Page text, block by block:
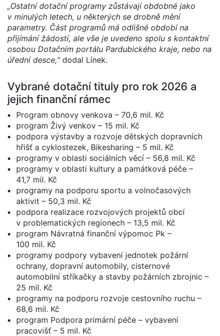
„Ostatní dotační programy zůstávají obdobné jako
v minulých letech, u některých se drobně mění
parametry. Část programů má odlišné období na
přijímání žádostí, ale vše je uvedeno spolu s kontaktní
osobou Dotačním portálu Pardubického kraje, nebo na
úřední desce,“dodal Línek.
Vybrané dotační tituly pro rok 2026 a
jejich finanční rámec
Program obnovy venkova – 70,6 mil. Kč
program Živý venkov – 15 mil. Kč
podpora výstavby a rozvoje dětských dopravních
hřišť a cyklostezek, Bikesharing – 5 mil. Kč
programy v oblasti sociálních věcí – 56,8 mil. Kč
programy v oblasti kultury a památková péče –
41,7 mil. Kč
programy na podporu sportu a volnočasových
aktivit – 50,3 mil. Kč
podpora realizace rozvojových projektů obcí
v problematických regionech – 13,5 mil. Kč
program Návratná finanční výpomoc Pk –
100 mil. Kč
programy podpory vybavení jednotek požární
ochrany, dopravní automobily, cisternové
automobilní stříkačky a stavby požárních zbrojnic –
25 mil. Kč
programy na podporu rozvoje cestovního ruchu –
68,6 mil. Kč
program Podpora primární péče – vybavení
pracovišť – 5 mil. Kč